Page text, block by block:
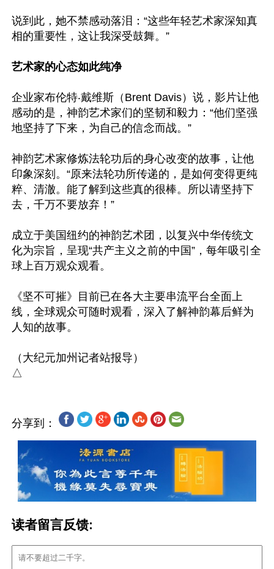
说到此，她不禁感动落泪：“这些年轻艺术家深知真
相的重要性，这让我深受鼓舞。”
艺术家的心态如此纯净
企业家布伦特‧戴维斯（Brent Davis）说，影片让他
感动的是，神韵艺术家们的坚韧和毅力：“他们坚强
地坚持了下来，为自己的信念而战。”
神韵艺术家修炼法轮功后的身心改变的故事，让他
印象深刻。“原来法轮功所传递的，是如何变得更纯
粹、清澈。能了解到这些真的很棒。所以请坚持下
去，千万不要放弃！”
成立于美国纽约的神韵艺术团，以复兴中华传统文
化为宗旨，呈现“共产主义之前的中国”，每年吸引全
球上百万观众观看。
《坚不可摧》目前已在各大主要串流平台全面上
线，全球观众可随时观看，深入了解神韵幕后鲜为
人知的故事。
（大纪元加州记者站报导）
分享到：
读者留言反馈: